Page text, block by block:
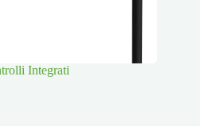
Integrati